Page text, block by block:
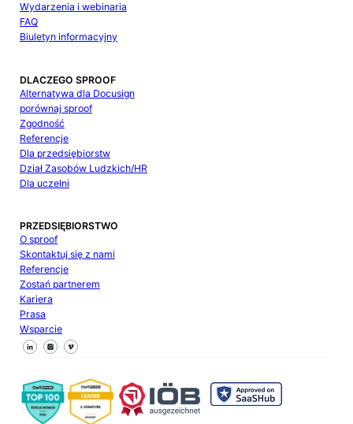
Wydarzenia i webinaria
FAQ
Biuletyn informacyjny
DLACZEGO SPROOF
Alternatywa dla Docusign
porównaj sproof
Zgodność
Referencje
Dla przedsiębiorstw
Dział Zasobów Ludzkich/HR
Dla uczelni
PRZEDSIĘBIORSTWO
O sproof
Skontaktuj się z nami
Referencje
Zostań partnerem
Kariera
Prasa
Wsparcie
Śledź nas na Facebooku
Śledź nas na X
Śledź nas na LinkedIn